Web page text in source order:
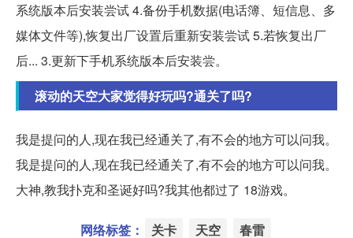
系统版本后安装尝试 4.备份手机数据(电话簿、短信息、多
媒体文件等),恢复出厂设置后重新安装尝试 5.若恢复出厂
后... 3.更新下手机系统版本后安装尝。
滚动的天空大家觉得好玩吗?通关了吗?
我是提问的人,现在我已经通关了,有不会的地方可以问我。
我是提问的人,现在我已经通关了,有不会的地方可以问我。
大神,教我扑克和圣诞好吗?我其他都过了 18游戏。
网络标签： 关卡 天空 春雷